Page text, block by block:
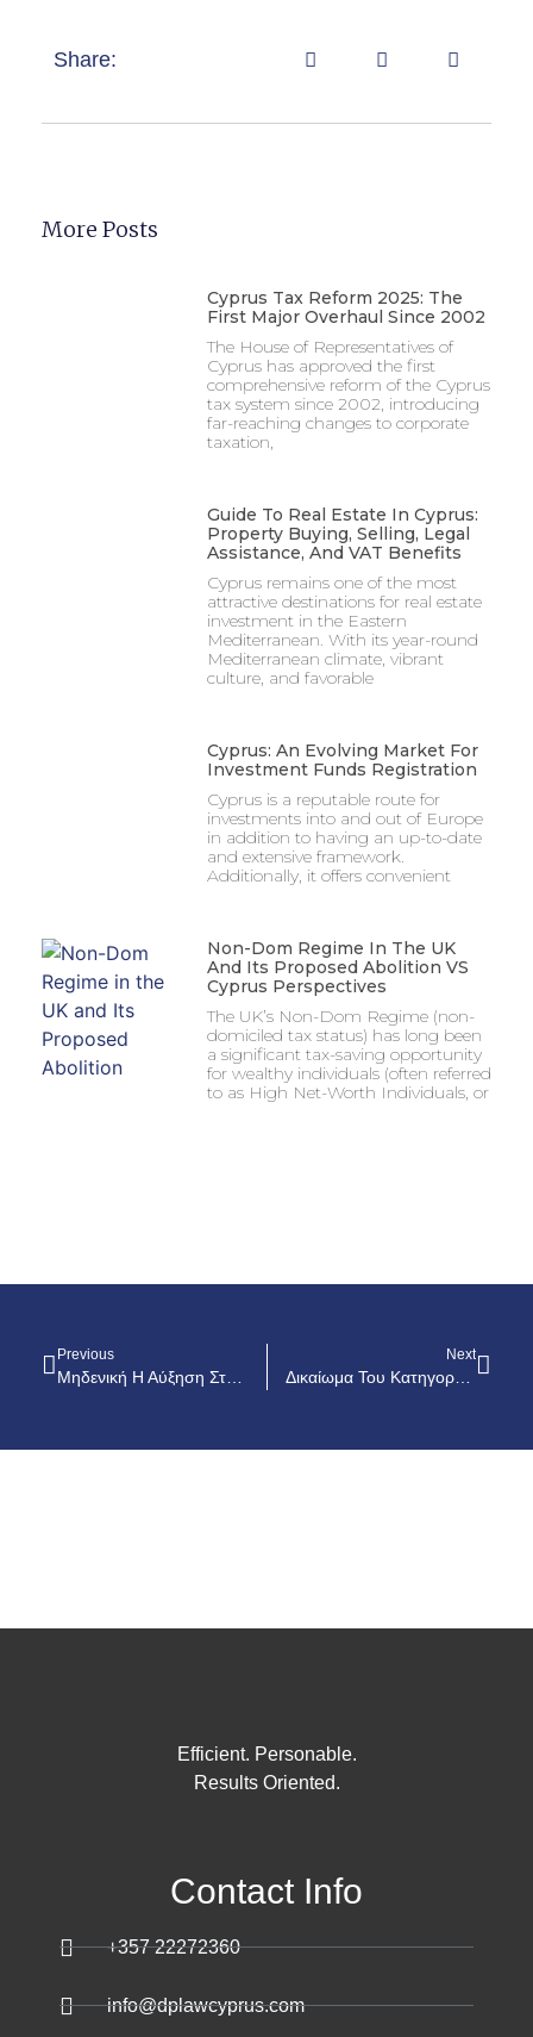
Share:
More Posts
Cyprus Tax Reform 2025: The
First Major Overhaul Since 2002
The House of Representatives of
Cyprus has approved the first
comprehensive reform of the Cyprus
tax system since 2002, introducing
far-reaching changes to corporate
taxation,
Guide To Real Estate In Cyprus:
Property Buying, Selling, Legal
Assistance, And VAT Benefits
Cyprus remains one of the most
attractive destinations for real estate
investment in the Eastern
Mediterranean. With its year-round
Mediterranean climate, vibrant
culture, and favorable
Cyprus: An Evolving Market For
Investment Funds Registration
Cyprus is a reputable route for
investments into and out of Europe
in addition to having an up-to-date
and extensive framework.
Additionally, it offers convenient
Non-Dom Regime In The UK
And Its Proposed Abolition VS
Cyprus Perspectives
The UK’s Non-Dom Regime (non-
domiciled tax status) has long been
a significant tax-saving opportunity
for wealthy individuals (often referred
to as High Net-Worth Individuals, or
Previous Next
Δικαίωμα Του Κατηγορούμενου Πρόσβασης Σε Έγγραφα Και Μαρτυρικό Υλικό Του Κατήγορου Σε Ιδιωτική Ποινική Διαδικασία
Efficient. Personable.
Results Oriented.
Contact Info
+357 22272360
info@dplawcyprus.com